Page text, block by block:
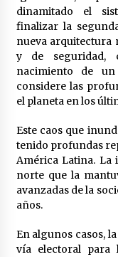
dinamitado el
finalizar la
nueva arquitectura
y de seguridad,
nacimiento de
considere las
el planeta en los
Este caos que
tenido profundas
América Latina. La
norte que la
avanzadas de la
años.
En algunos casos,
vía electoral para